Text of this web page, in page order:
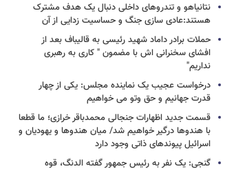
نتانیاهو و تندروهای داخلی دنبال یک هدف مشترک
هستند:عادی سازی جنگ و حساسیت زدایی از آن
حملات برادر داماد شهید رئیسی به قالیباف بعد از
افشای سخنرانی اش با مضمون " کاری به رهبری
نداریم"
درخواست عجیب یک نماینده مجلس: یکی از چهار
قدرت جهانیم و حق وتو می خواهیم
قسمت جدید اظهارات جنجالی محمدباقر خرازی؛ ما قطعا
با هندوها درگیر خواهیم شد/ میان هندوها و یهودیان و
اسرائیل پیوندهای ذاتی وجود دارد
گنجی: یک نفر به رئیس جمهور گفته الدنگ، قوه